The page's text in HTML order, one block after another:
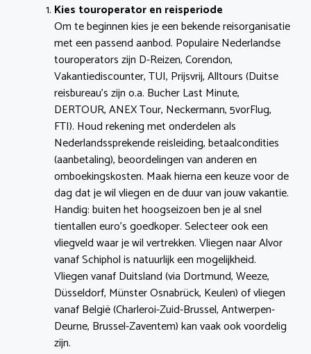
Kies touroperator en reisperiode
Om te beginnen kies je een bekende reisorganisatie
met een passend aanbod. Populaire Nederlandse
touroperators zijn D-Reizen, Corendon,
Vakantiediscounter, TUI, Prijsvrij, Alltours (Duitse
reisbureau’s zijn o.a. Bucher Last Minute,
DERTOUR, ANEX Tour, Neckermann, 5vorFlug,
FTI). Houd rekening met onderdelen als
Nederlandssprekende reisleiding, betaalcondities
(aanbetaling), beoordelingen van anderen en
omboekingskosten. Maak hierna een keuze voor de
dag dat je wil vliegen en de duur van jouw vakantie.
Handig: buiten het hoogseizoen ben je al snel
tientallen euro’s goedkoper. Selecteer ook een
vliegveld waar je wil vertrekken. Vliegen naar Alvor
vanaf Schiphol is natuurlijk een mogelijkheid.
Vliegen vanaf Duitsland (via Dortmund, Weeze,
Düsseldorf, Münster Osnabrück, Keulen) of vliegen
vanaf België (Charleroi-Zuid-Brussel, Antwerpen-
Deurne, Brussel-Zaventem) kan vaak ook voordelig
zijn.